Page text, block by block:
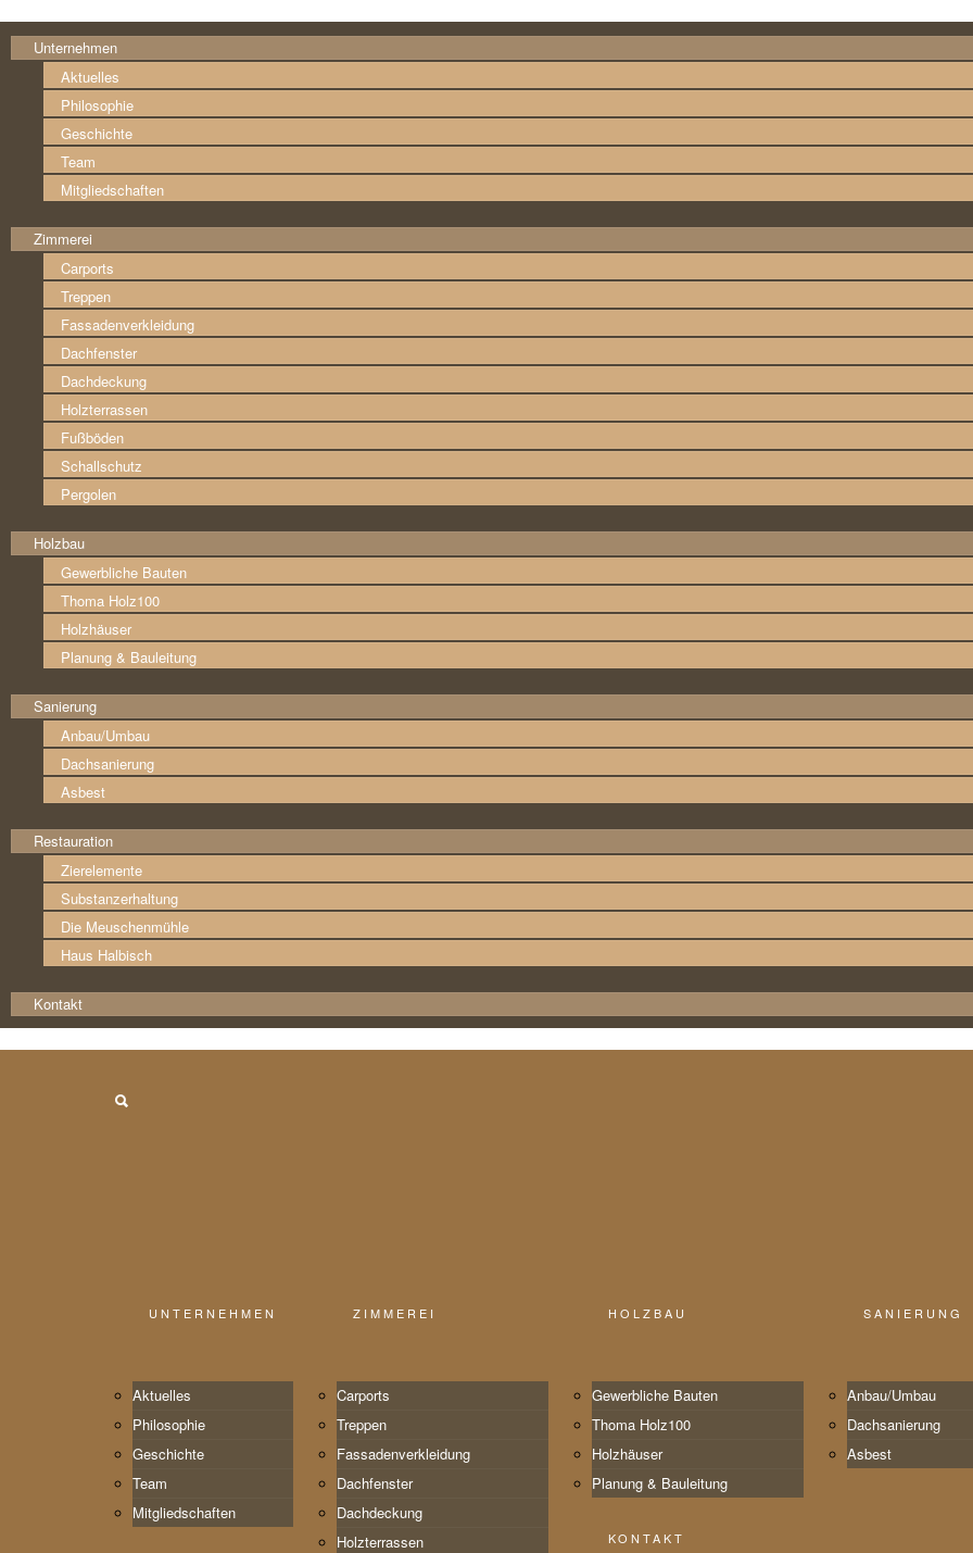
Unternehmen
Aktuelles
Philosophie
Geschichte
Team
Mitgliedschaften
Zimmerei
Carports
Treppen
Fassaden­verkleidung
Dachfenster
Dachdeckung
Holzterrassen
Fußböden
Schallschutz
Pergolen
Holzbau
Gewerbliche Bauten
Thoma Holz100
Holzhäuser
Planung & Bauleitung
Sanierung
Anbau/Umbau
Dachsanierung
Asbest
Restauration
Zierelemente
Substanzerhaltung
Die Meuschenmühle
Haus Halbisch
Kontakt
UNTERNEHMEN
Aktuelles
Philosophie
Geschichte
Team
Mitgliedschaften
ZIMMEREI
Carports
Treppen
Fassaden­verkleidung
Dachfenster
Dachdeckung
Holzterrassen
HOLZBAU
Gewerbliche Bauten
Thoma Holz100
Holzhäuser
Planung & Bauleitung
SANIERUNG
Anbau/Umbau
Dachsanierung
Asbest
KONTAKT
Hansjoerg
HomeUnternehmen